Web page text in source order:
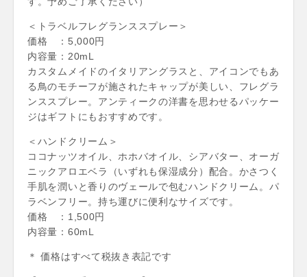
＜トラベルフレグランススプレー＞
価格 ：5,000円
内容量：20mL
カスタムメイドのイタリアングラスと、アイコンでもあ
る鳥のモチーフが施されたキャップが美しい、フレグラ
ンススプレー。アンティークの洋書を思わせるパッケー
ジはギフトにもおすすめです。
＜ハンドクリーム＞
ココナッツオイル、ホホバオイル、シアバター、オーガ
ニックアロエベラ（いずれも保湿成分）配合。かさつく
手肌を潤いと香りのヴェールで包むハンドクリーム。パ
ラベンフリー。持ち運びに便利なサイズです。
価格 ：1,500円
内容量：60mL
＊ 価格はすべて税抜き表記です